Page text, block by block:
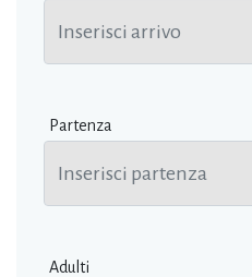
Partenza
Adulti